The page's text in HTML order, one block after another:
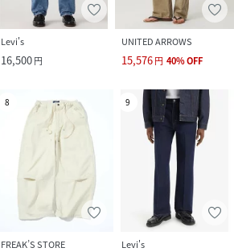
Levi's
16,500円
UNITED ARROWS
15,576円 40%OFF
8
FREAK’S STORE
9
Levi's